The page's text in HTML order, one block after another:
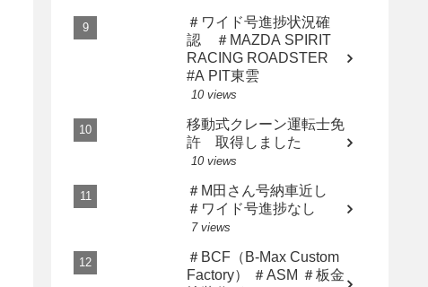
＃ワイド号進捗状況確
認 ＃MAZDA SPIRIT
RACING ROADSTER
#A PIT東雲
10 views
移動式クレーン運転士免
許 取得しました
10 views
＃M田さん号納車近し
＃ワイド号進捗なし
7 views
＃BCF（B-Max Custom
Factory） ＃ASM ＃板金